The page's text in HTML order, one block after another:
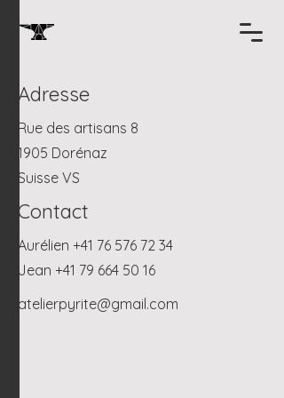
Adresse
Rue des artisans 8
1905 Dorénaz
Suisse VS
Contact
Aurélien +41 76 576 72 34
Jean +41 79 664 50 16
atelierpyrite@gmail.com